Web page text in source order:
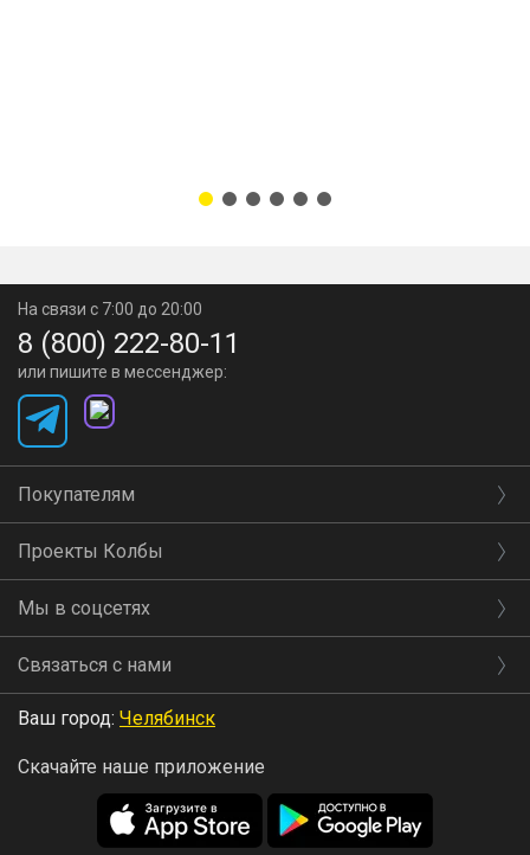
На связи с 7:00 до 20:00
8 (800) 222-80-11
или пишите в мессенджер:
Покупателям
Проекты Колбы
Мы в соцсетях
Связаться с нами
Ваш город: Челябинск
Скачайте наше приложение